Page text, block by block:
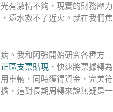
有激情不夠，現實的財務壓力
遠水救不了近火。就在我們焦
。我和阿強開始研究各種方
區支票貼現 ，快速將票據轉為
車輛，同時獲得資金，完美符
，這對長期周轉來說無疑是一